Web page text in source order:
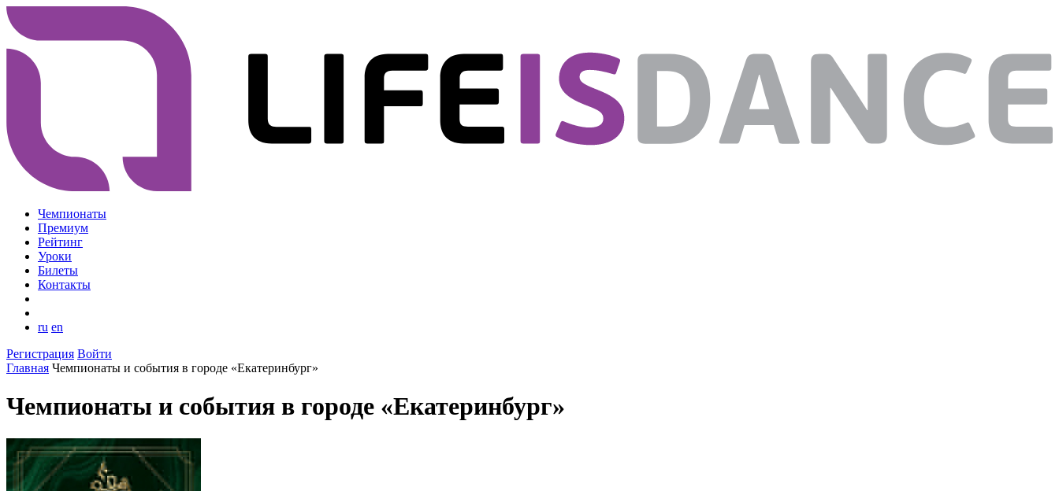
Чемпионаты
Премиум
Рейтинг
Уроки
Билеты
Контакты
ru en
Регистрация Войти
Главная Чемпионаты и события в городе «Екатеринбург»
Чемпионаты и события в городе «Екатеринбург»